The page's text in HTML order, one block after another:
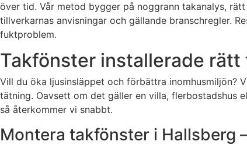
över tid. Vår metod bygger på noggrann takanalys,
tillverkarnas anvisningar och gällande branschregler.
fuktproblem.
Takfönster installerade
Vill du öka ljusinsläppet och förbättra inomhusmiljön?
tätning. Oavsett om det gäller en villa,
så återkommer vi snabbt.
Montera takfönster i Hallsberg